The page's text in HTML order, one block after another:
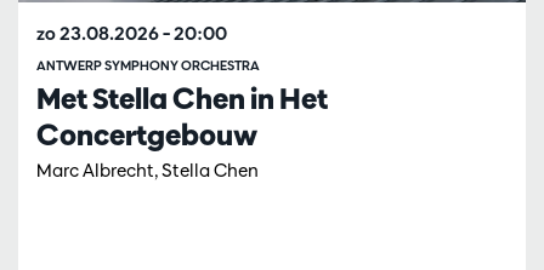
Met Stella Chen in Het
Concertgebouw
Marc Albrecht, Stella Chen
ANTWERP SYMPHONY ORCHESTRA
zo 23.08.2026– 20:00